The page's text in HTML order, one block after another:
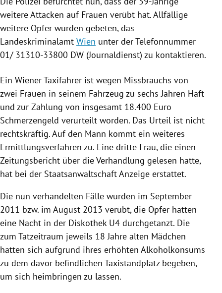
weitere Attacken auf Frauen verübt hat. Allfällige
weitere Opfer wurden gebeten, das
Landeskriminalamt Wien unter der Telefonnummer
01/ 31310-33800 DW (Journaldienst) zu kontaktieren.
Ein Wiener Taxifahrer ist wegen Missbrauchs von
zwei Frauen in seinem Fahrzeug zu sechs Jahren Haft
und zur Zahlung von insgesamt 18.400 Euro
Schmerzengeld verurteilt worden. Das Urteil ist nicht
rechtskräftig. Auf den Mann kommt ein weiteres
Ermittlungsverfahren zu. Eine dritte Frau, die einen
Zeitungsbericht über die Verhandlung gelesen hatte,
hat bei der StaatsanwaltschaftAnzeige erstattet.
Die nun verhandelten Fälle wurden im September
2011 bzw. im August 2013 verübt, die Opfer hatten
eine Nacht in der Diskothek U4 durchgetanzt. Die
zum Tatzeitraum jeweils 18 Jahre alten Mädchen
hatten sich aufgrund ihres erhöhten Alkoholkonsums
zu dem davor befindlichen Taxistandplatz begeben,
um sich heimbringen zu lassen.